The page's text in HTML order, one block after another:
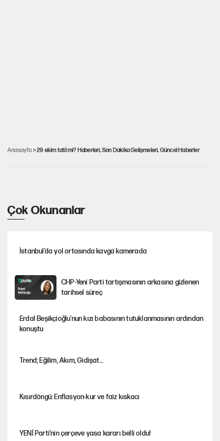
Anasayfa > 29 ekim tatil mi? Haberleri, Son Dakika Gelişmeleri, Güncel Haberler
Bayramı resmi tatil mi?
Çok Okunanlar
İstanbul’da yol ortasında kavga kamerada
CHP-Yeni Parti tartışmasının arkasına gizlenen
tarihsel süreç
Erdal Beşikçioğlu'nun kızı babasının tutuklanmasının ardından
konuştu
Trend; Eğilim, Akım, Gidişat…
Kısırdöngü: Enflasyon-kur ve faiz kıskacı
YENİ Parti'nin çerçeve yasa kararı belli oldu!